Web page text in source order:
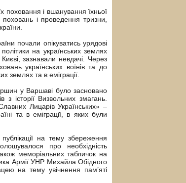
поховання і вшанування їхньої
і проведення тризни,
почали опікуватись урядові
на українських землях
зазнавали невдачі. Через
українських воїнів та до
землях та в еміграції.
у Варшаві було засновано
з історії Визвольних змагань.
Лицарів Українських» –
та в еміграції, в яких були
на тему збереження
про необхідність
меморіальних табличок на
Армії УНР Михайла Обідного
на тему увічнення пам’яті